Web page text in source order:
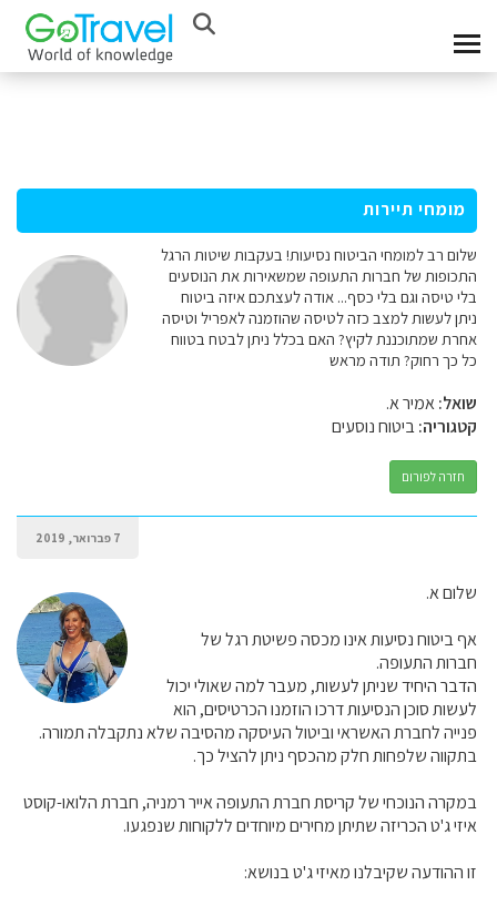
מומחי תיירות
שלום רב למומחי הביטוח נסיעות! בעקבות שיטות הרגל
התכופות של חברות התעופה שמשאירות את הנוסעים
בלי טיסה וגם בלי כסף... אודה לעצתכם איזה ביטוח
ניתן לעשות למצב כזה לטיסה שהוזמנה לאפריל וטיסה
אחרת שמתוכננת לקיץ? האם בכלל ניתן לבטח בטווח
כל כך רחוק? תודה מראש
שואל:אמיר א.
קטגוריה:ביטוח נוסעים
חזרה לפורום
7 פברואר, 2019
שלום א.
אף ביטוח נסיעות אינו מכסה פשיטת רגל של
חברות התעופה.
הדבר היחיד שניתן לעשות, מעבר למה שאולי יכול
לעשות סוכן הנסיעות דרכו הוזמנו הכרטיסים, הוא
פנייה לחברת האשראי וביטול העיסקה מהסיבה שלא נתקבלה תמורה.
בתקווה שלפחות חלק מהכסף ניתן להציל כך.
במקרה הנוכחי של קריסת חברת התעופה אייר רמניה, חברת הלואו-קוסט
איזי ג'ט הכריזה שתיתן מחירים מיוחדים ללקוחות שנפגעו.
זו ההודעה שקיבלנו מאיזי ג'ט בנושא: